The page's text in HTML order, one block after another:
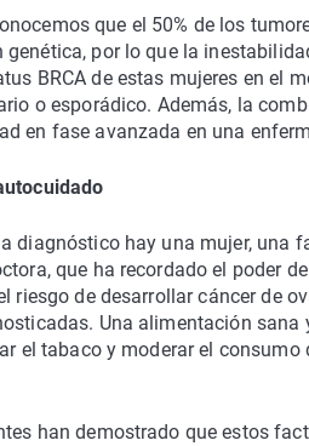
que el 50% de los
genética, por lo que la
BRCA de estas mujeres en el
o esporádico. Además, la
en fase avanzada en una
diagnóstico hay una mujer, una
que ha recordado el poder
riesgo de desarrollar cáncer de
Una alimentación
el tabaco y moderar el
han demostrado que estos